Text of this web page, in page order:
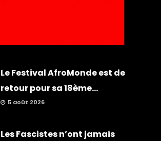
Le Festival AfroMonde est de
retour pour sa 18ème...
5 août 2026
Les Fascistes n’ont jamais